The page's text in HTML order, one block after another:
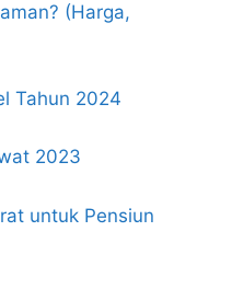
(Harga,
Tahun 2024
2023
untuk Pensiun